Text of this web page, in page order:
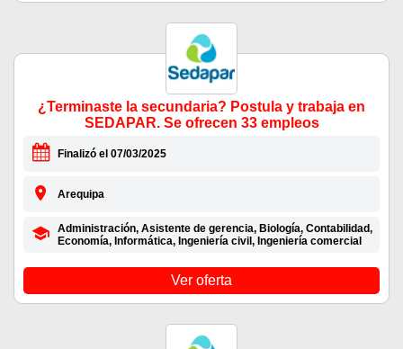
¿Terminaste la secundaria? Postula y trabaja en
SEDAPAR. Se ofrecen 33 empleos
Finalizó el 07/03/2025
Arequipa
Administración, Asistente de gerencia, Biología, Contabilidad,
Economía, Informática, Ingeniería civil, Ingeniería comercial
Ver oferta